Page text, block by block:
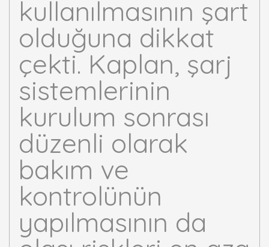
kullanılmasının şart
olduğuna dikkat
çekti. Kaplan, şarj
sistemlerinin
kurulum sonrası
düzenli olarak
bakım ve
kontrolünün
yapılmasının da